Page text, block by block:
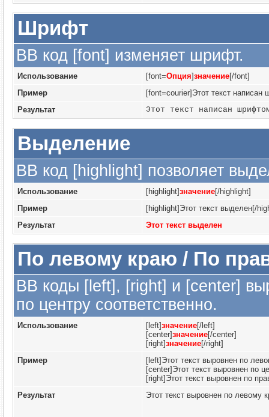
Шрифт
BB код [font] изменяет шрифт.
Использование [font=Опция]значение[/font]
Пример
[font=courier]Этот текст
Результат
Этот текст написан
Выделение
BB код [highlight] позволяет
Использование [highlight]значение[/highlight]
Пример
[highlight]Этот текст выделен[/
Результат
Этот текст выделен
По левому краю / По
BB коды [left], [right] и [center]
по центру соответственно.
Использование [left]значение[/left]
[center]значение[/center]
[right]значение[/right]
Пример
[left]Этот текст выровнен по
[center]Этот текст выровнен по
[right]Этот текст выровнен по
Результат
Этот текст выровнен по левому